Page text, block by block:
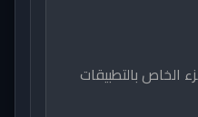
الخاص بالتطبيقات